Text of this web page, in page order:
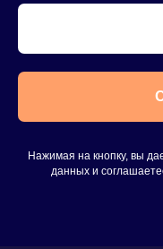
Нажимая на кнопку, вы
данных и